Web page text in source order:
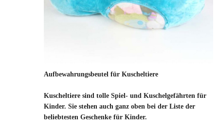
Aufbewahrungsbeutel für Kuscheltiere
Kuscheltiere sind tolle Spiel- und Kuschelgefährten für
Kinder. Sie stehen auch ganz oben bei der Liste der
beliebtesten Geschenke für Kinder.